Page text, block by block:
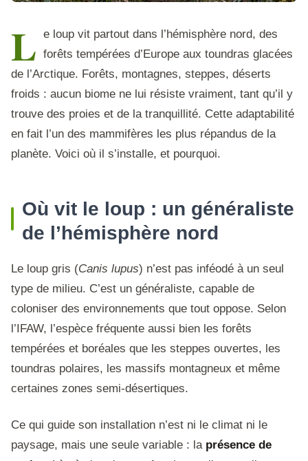
L e loup vit partout dans l’hémisphère nord, des
forêts tempérées d’Europe aux toundras glacées
de l’Arctique. Forêts, montagnes, steppes, déserts
froids : aucun biome ne lui résiste vraiment, tant qu’il y
trouve des proies et de la tranquillité. Cette adaptabilité
en fait l’un des mammifères les plus répandus de la
planète. Voici où il s’installe, et pourquoi.
Où vit le loup : un généraliste
de l’hémisphère nord
Le loup gris (Canis lupus) n’est pas inféodé à un seul
type de milieu. C’est un généraliste, capable de
coloniser des environnements que tout oppose. Selon
l’IFAW, l’espèce fréquente aussi bien les forêts
tempérées et boréales que les steppes ouvertes, les
toundras polaires, les massifs montagneux et même
certaines zones semi-désertiques.
Ce qui guide son installation n’est ni le climat ni le
paysage, mais une seule variable : la présence de